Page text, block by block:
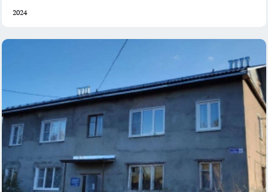
2024